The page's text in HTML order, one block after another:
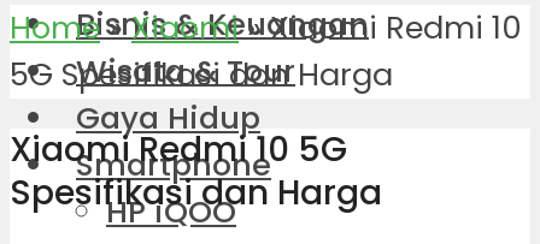
Bisnis & Keuangan
Wisata & Tour
Gaya Hidup
Smartphone
HP iQOO
Home»Xiaomi»Xiaomi Redmi 10
5G Spesifikasi dan Harga
Xiaomi Redmi 10 5G
Spesifikasi dan Harga